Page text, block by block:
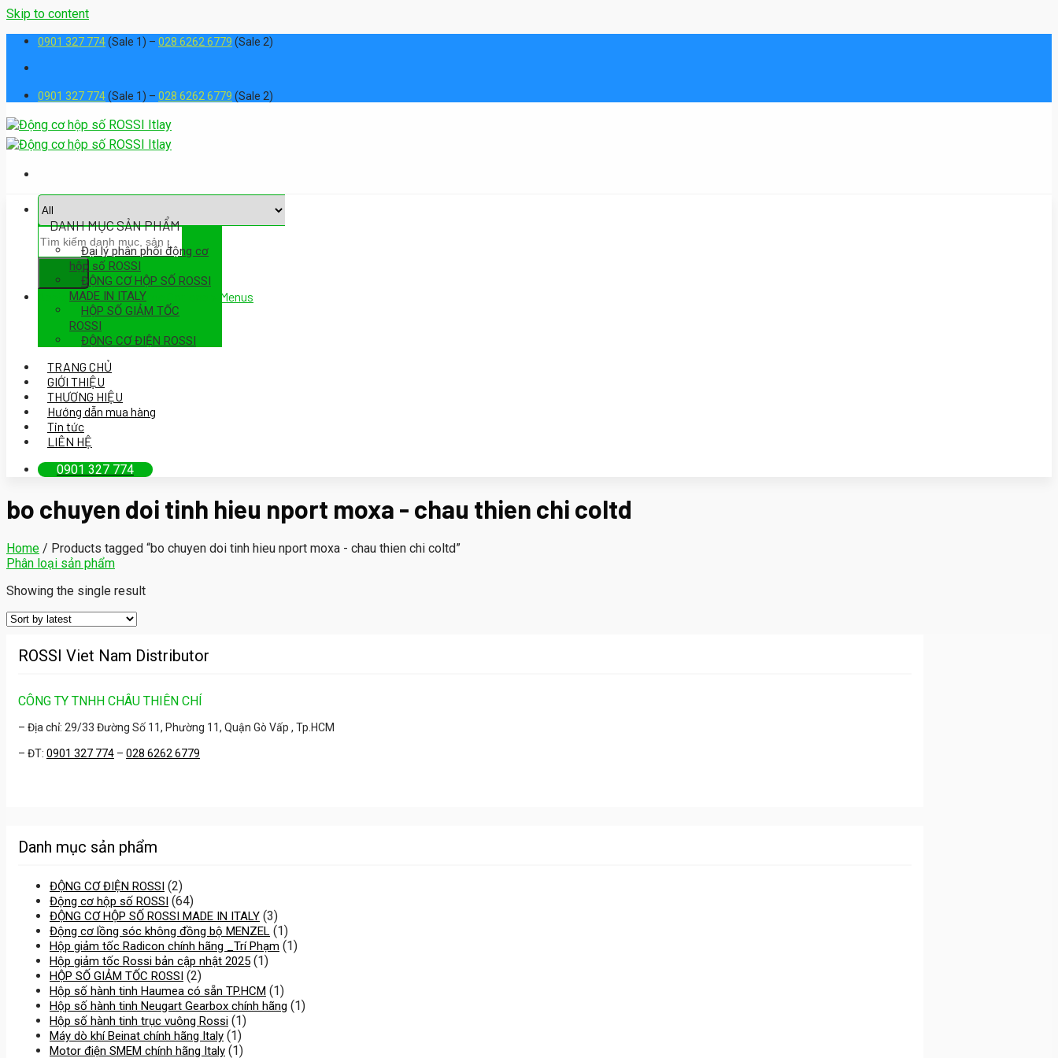
Skip to content
0901 327 774(Sale 1) – 028 6262 6779 (Sale 2)
0901 327 774(Sale 1) – 028 6262 6779 (Sale 2)
Assign a menu in Theme Options > Menus
DANH MỤC SẢN PHẨM
Đại lý phân phối động cơ
hộp số ROSSI
ĐỘNG CƠ HỘP SỐ ROSSI
MADE IN ITALY
HỘP SỐ GIẢM TỐC
ROSSI
ĐỘNG CƠ ĐIỆN ROSSI
TRANG CHỦ
GIỚI THIỆU
THƯƠNG HIỆU
Hướng dẫn mua hàng
Tin tức
LIÊN HỆ
0901 327 774
bo chuyen doi tinh hieu nport moxa - chau thien chi coltd
Home / Products tagged “bo chuyen doi tinh hieu nport moxa - chau thien chi coltd”
Phân loại sản phẩm
Showing the single result
ROSSI Viet Nam Distributor
CÔNG TY TNHH CHÂU THIÊN CHÍ
– Địa chỉ: 29/33 Đường Số 11, Phường 11, Quận Gò Vấp , Tp.HCM
– ĐT: 0901 327 774 – 028 6262 6779
Danh mục sản phẩm
ĐỘNG CƠ ĐIỆN ROSSI (2)
Động cơ hộp số ROSSI (64)
ĐỘNG CƠ HỘP SỐ ROSSI MADE IN ITALY (3)
Động cơ lồng sóc không đồng bộ MENZEL (1)
Hộp giảm tốc Radicon chính hãng _Trí Phạm (1)
Hộp giảm tốc Rossi bản cập nhật 2025 (1)
HỘP SỐ GIẢM TỐC ROSSI (2)
Hộp số hành tinh Haumea có sẵn TP.HCM (1)
Hộp số hành tinh Neugart Gearbox chính hãng (1)
Hộp số hành tinh trục vuông Rossi (1)
Máy dò khí Beinat chính hãng Italy (1)
Motor điện SMEM chính hãng Italy (1)